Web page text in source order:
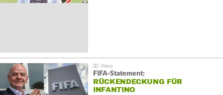
FIFA-Statement:
RÜCKENDECKUNG FÜR
INFANTINO